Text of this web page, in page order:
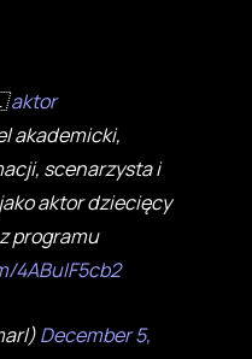
aktor
akademicki,
scenarzysta i
aktor dziecięcy
programu
4ABuIF5cb2
December 5,